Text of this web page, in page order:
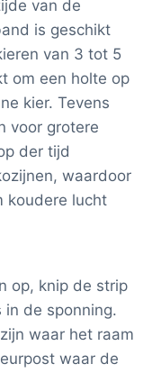
van de
is geschikt
van 3 tot 5
om een holte op
kier. Tevens
voor grotere
der tijd
waardoor
koudere lucht
op, knip de strip
in de sponning.
waar het raam
waar de